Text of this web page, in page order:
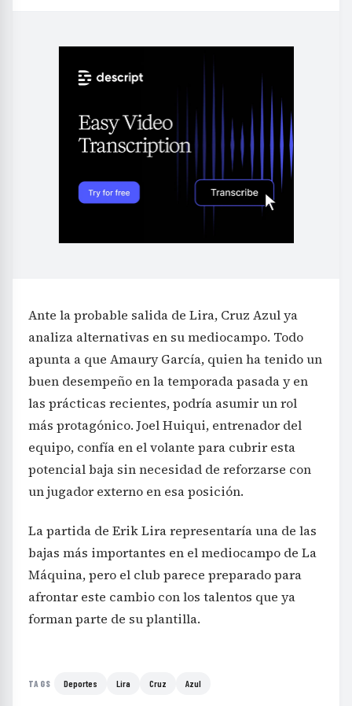
Ante la probable salida de Lira, Cruz Azul ya
analiza alternativas en su mediocampo. Todo
apunta a que Amaury García, quien ha tenido un
buen desempeño en la temporada pasada y en
las prácticas recientes, podría asumir un rol
más protagónico. Joel Huiqui, entrenador del
equipo, confía en el volante para cubrir esta
potencial baja sin necesidad de reforzarse con
un jugador externo en esa posición.
La partida de Erik Lira representaría una de las
bajas más importantes en el mediocampo de La
Máquina, pero el club parece preparado para
afrontar este cambio con los talentos que ya
forman parte de su plantilla.
TAGS Deportes Lira Cruz Azul